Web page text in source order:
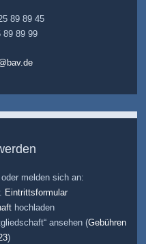
89 89 45
89 89 99
melden sich an:
Eintrittsformular
hochladen
ansehen (Gebühren
)